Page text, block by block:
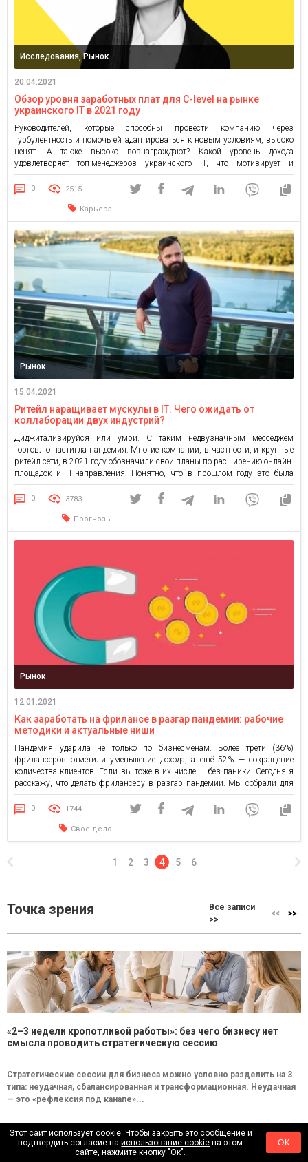
Исследования, Рынок
20.04.2021
Обзор уровня заработных плат для C-level на рынке
украинского IT в 2021 году
Руководителей, которые способны провести компанию через
турбулентность и помочь ей адаптироваться к новым условиям, высоко
ценят. А также высоко вознаграждают? Какой уровень дохода
удовлетворяет топ-менеджеров украинского IT, что мотивирует и
демотивирует – в нашем новом обзоре зарплат. Итоги предыдущего
исследования на эту тему можно найти здесь. А теперь то, ради чего мы
0 2515
Карьера
Рынок
15.04.2021
Ритейл наращивает мускулы в ІТ. Чего ожидать от
коллаборации двух индустрий?
Диджитализируйся или умри. С таким недвузначным месседжем
торговлю настигла пандемия. Многие компании, в частности, и крупные
ритейл-сети, в 2021 году обозначили свои планы по расширению онлайн-
площадок и ІТ-направления. Понятно, что в прошлом году это была
вынужденная трансформация. Но вот вакцинация забрезжила на
горизонте, а значит, есть свет в конце этого длинного туннеля бизнес-
0 3783
Прогнозы
Рынок
12.01.2021
Как заработать на фрилансе в разгар пандемии: рабочие
методики и актуальные ниши
Пандемия ударила не только по бизнесменам. Более трети (36%)
фрилансеров отметили уменьшение дохода, а ещё 52% — сокращение
количества клиентов. Если вы тоже в их числе — без паники. Сегодня я
расскажу, что делать фрилансеру в разгар пандемии. Мы собрали для
вас рабочие методики и список из 5+ актуальных ниш. 5+ ТОПовых ниш
для фрилансеров […]
0 1744
Свое дело
1 2 3 4 5 6
Точка зрения
Все записи
>>
«2–3 недели кропотливой работы»: без чего бизнесу нет
смысла проводить стратегическую сессию
Стратегические сессии для бизнеса можно условно разделить на 3
типа: неудачная, сбалансированная и трансформационная. Неудачная
— это «рефлексия под канапе»...
Бренды
Все записи
Этот сайт использует cookie. Чтобы закрыть это сообщение и
подтвердить согласие наиспользование cookie на этом
сайте, нажмите кнопку "Ок".
ОК